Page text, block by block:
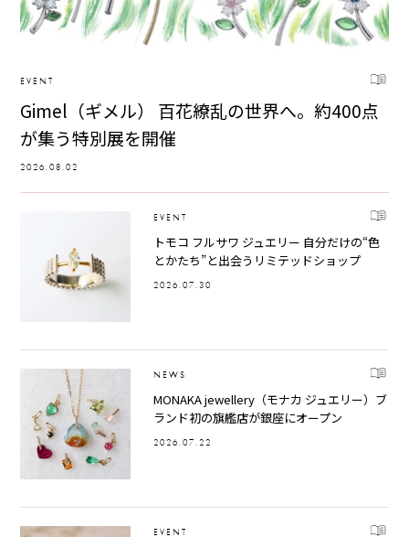
EVENT
Gimel（ギメル） 百花繚乱の世界へ。約400点
が集う特別展を開催
2026.08.02
EVENT
トモコ フルサワ ジュエリー 自分だけの“色
とかたち”と出会うリミテッドショップ
2026.07.30
NEWS
MONAKA jewellery（モナカ ジュエリー）ブ
ランド初の旗艦店が銀座にオープン
2026.07.22
EVENT